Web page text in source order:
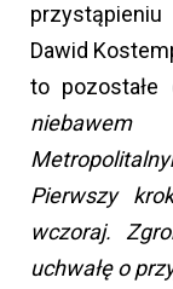
Dawid
to
Pierwszy
wczoraj.
uchwałę o